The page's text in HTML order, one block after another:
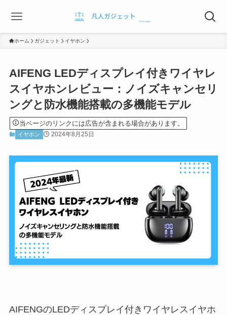
ホーム ガジェット イヤホン
AIFENG LEDディスプレイ付きワイヤレ
スイヤホンレビュー：ノイズキャンセリ
ングと防水機能搭載の多機能モデル
当ページのリンクには広告が含まれる場合があります。
イヤホン 2024年8月25日
AIFENGのLEDディスプレイ付きワイヤレスイヤホ